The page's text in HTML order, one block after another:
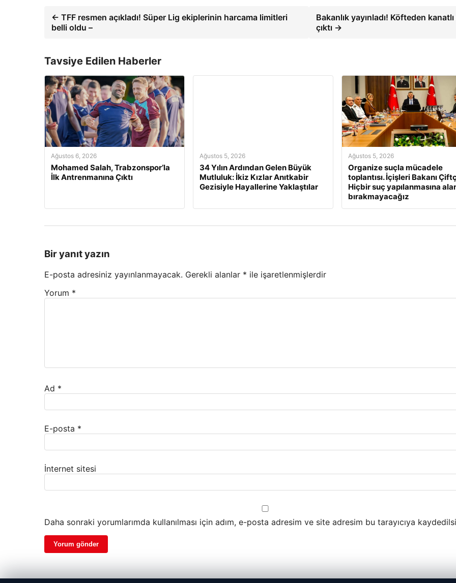
← TFF resmen açıkladı! Süper Lig ekiplerinin harcama limitleri
belli oldu –
Bakanlık yayınladı! Köfteden
çıktı →
Tavsiye Edilen Haberler
Ağustos 6, 2026
Mohamed Salah, Trabzonspor’la
İlk Antrenmanına Çıktı
Ağustos 5, 2026
34 Yılın Ardından Gelen Büyük
Mutluluk: İkiz Kızlar Anıtkabir
Gezisiyle Hayallerine Yaklaştılar
Ağustos 5, 2026
Organize suçla mücadele
toplantısı. İçişleri Bakanı
Hiçbir suç yapılanmasına
bırakmayacağız
Bir yanıt yazın
E-posta adresiniz yayınlanmayacak. Gerekli alanlar * ile işaretlenmişlerdir
Yorum *
Ad *
E-posta *
İnternet sitesi
Daha sonraki yorumlarımda kullanılması için adım, e-posta adresim ve site adresim bu tarayıcıya